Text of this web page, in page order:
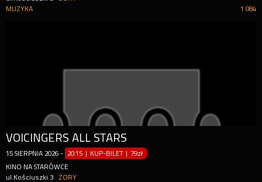
1 084
MUZYKA
VOICINGERS ALL STARS
15 SIERPNIA 2026 - 20:15 | KUP-BILET | 79zł
KINO NA STARÓWCE
ul.Kościuszki 3
ŻORY